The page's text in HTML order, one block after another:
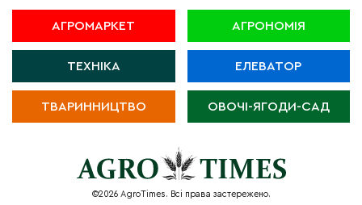
АГРОМАРКЕТ АГРОНОМІЯ
ТЕХНІКА ЕЛЕВАТОР
ТВАРИННИЦТВО ОВОЧІ-ЯГОДИ-САД
©2026 AgroTimes. Всі права застережено.